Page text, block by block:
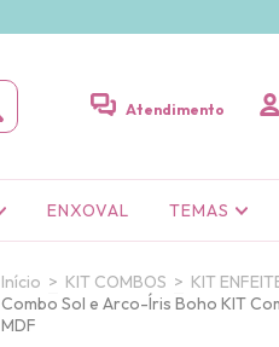
Atendimento
ENXOVAL TEMAS
Início > KIT COMBOS > KIT
Combo Sol e Arco-Íris Boho KIT
MDF